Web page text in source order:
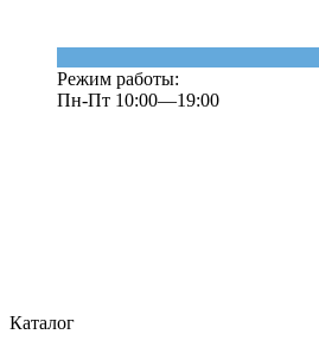
Режим работы:
Пн-Пт 10:00—19:00
Каталог